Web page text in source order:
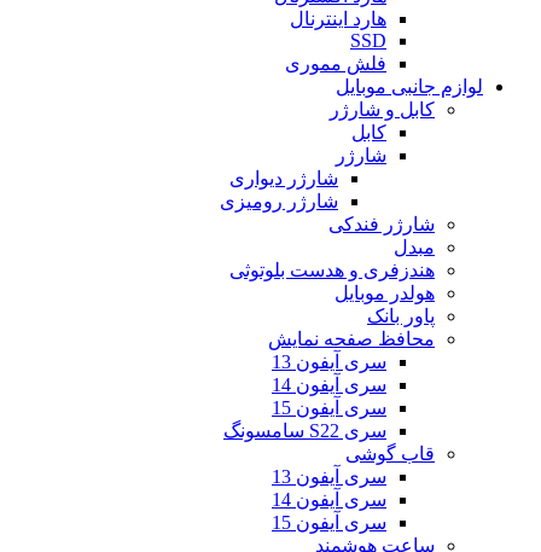
هارد اینترنال
SSD
فلش مموری
لوازم جانبی موبایل
کابل و شارژر
کابل
شارژر
شارژر دیواری
شارژر رومیزی
شارژر فندکی
مبدل
هندزفری و هدست بلوتوثی
هولدر موبایل
پاور بانک
محافظ صفحه نمایش
سری آیفون 13
سری آیفون 14
سری آیفون 15
سری S22 سامسونگ
قاب گوشی
سری آیفون 13
سری آیفون 14
سری آیفون 15
ساعت هوشمند